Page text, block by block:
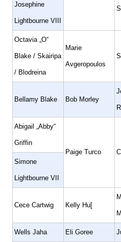
Josephine
Lightbourne VIII
Octavia „O“
Blake / Skairipa
/ Blodreina
Marie
Avgeropoulos
Bellamy Blake Bob Morley
Abigail „Abby“
Griffin
Paige Turco
Simone
Lightbourne VII
Cece Cartwig Kelly Hu[
Wells Jaha Eli Goree